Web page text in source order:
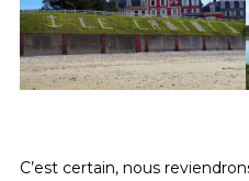
C’est certain, nous